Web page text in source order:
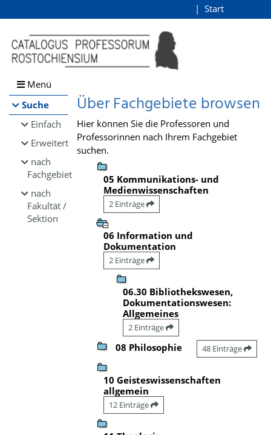
Browsen
direkt zum Inhalt
Start
Menü
Suche
Einfach
Erweitert
nach
Fachgebiet
nach
Fakultät /
Sektion
Über Fachgebiete browsen
Hier können Sie die Professoren und
Professorinnen nach Ihrem Fachgebiet
suchen.
05 Kommunikations- und
Medienwissenschaften
2 Einträge
06 Information und
Dokumentation
2 Einträge
06.30 Bibliothekswesen,
Dokumentationswesen:
Allgemeines
2 Einträge
08 Philosophie 48 Einträge
10 Geisteswissenschaften
allgemein
12 Einträge